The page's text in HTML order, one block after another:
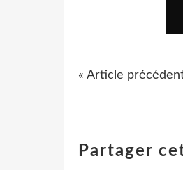
« Article
Partager